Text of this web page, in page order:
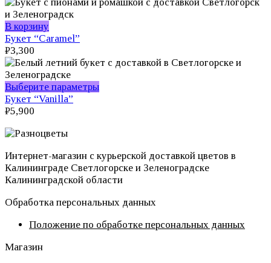
В корзину
Букет “Caramel”
₽3,300
Выберите параметрыЭтот
можно
выбрать
на
товара.
Букет “Vanilla”
₽5,900
Интернет-магазин с курьерской доставкой цветов в
Калининграде Светлогорске и Зеленоградске
Калининградской области
Обработка персональных данных
Положение по обработке персональных данных
Магазин